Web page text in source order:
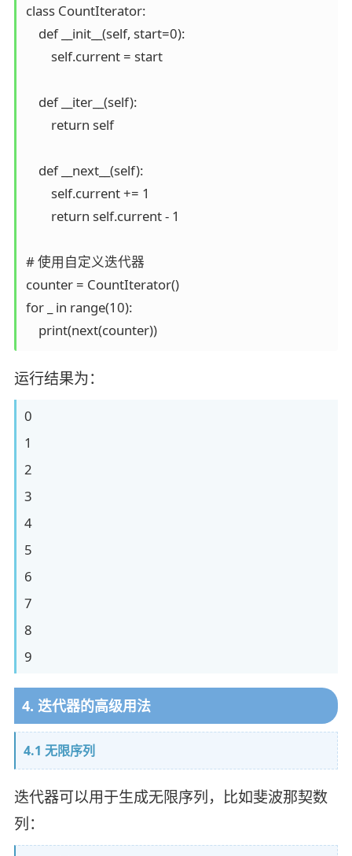
class CountIterator:
    def __init__(self, start=0):
        self.current = start
    def __iter__(self):
        return self
    def __next__(self):
        self.current += 1
        return self.current - 1
# 使用自定义迭代器
counter = CountIterator()
for _ in range(10):
    print(next(counter))
运行结果为：
0
1
2
3
4
5
6
7
8
9
4. 迭代器的高级用法
4.1 无限序列
迭代器可以用于生成无限序列，比如斐波那契数
列：